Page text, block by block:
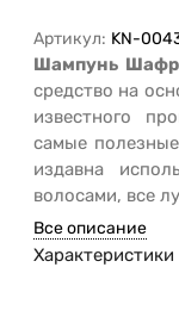
Артикул: KN-
Шампунь
средство на
известного
самые
издавна
волосами, все
Все описание
Характеристики